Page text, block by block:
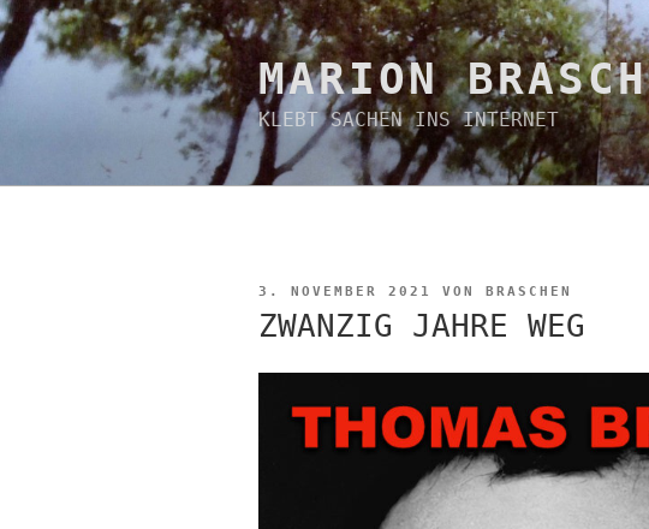
Zum
Inhalt
springen
MARION BRASCH
KLEBT SACHEN INS INTERNET
VERÖFFENTLICHT
3. NOVEMBER 2021 VONBRASCHEN
ZWANZIG JAHRE WEG